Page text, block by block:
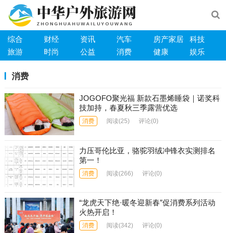
综合 财经 资讯 汽车 房产家居
科技
旅游
时尚 公益 消费 健康 娱乐
消费
​JOGOFO聚光福 新款石墨烯睡袋｜诺奖科
技加持，春夏秋三季露营优选
消费 阅读(25) 评论(0)
力压哥伦比亚，骆驼羽绒冲锋衣实测排名
第一！
消费 阅读(266) 评论(0)
“龙虎天下绝·暖冬迎新春”促消费系列活动
火热开启！
消费 阅读(342) 评论(0)